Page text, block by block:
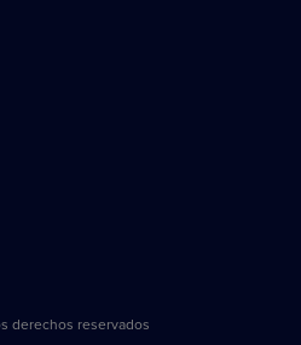
derechos reservados